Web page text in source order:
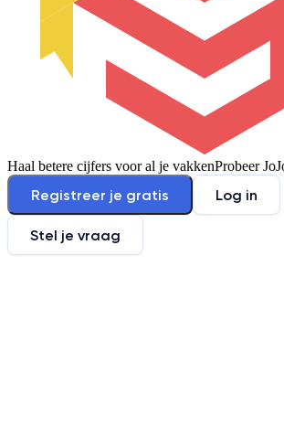
Haal betere cijfers voor al je vakkenProbeer
Registreer je gratis Log in
Stel je vraag